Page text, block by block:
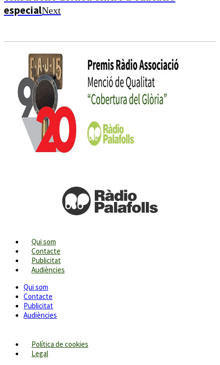
especialNext
Qui som
Contacte
Publicitat
Audiències
Qui som
Contacte
Publicitat
Audiències
Política de cookies
Legal